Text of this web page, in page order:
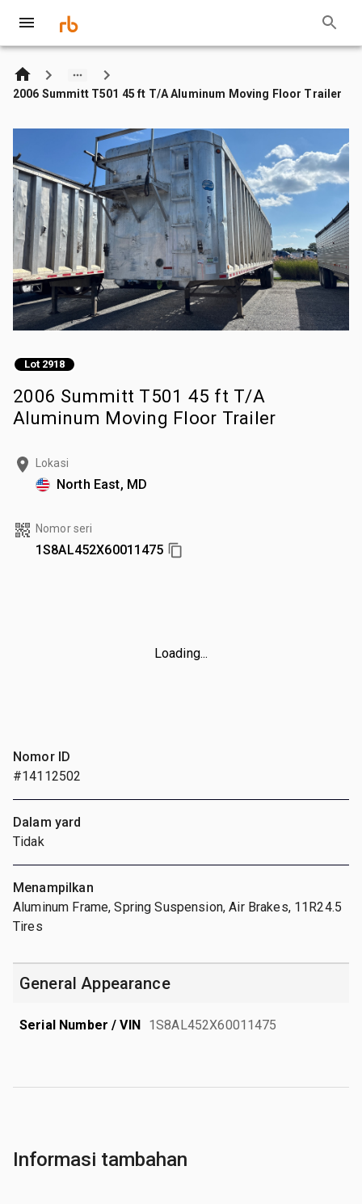
2006 Summitt T501 45 ft T/A Aluminum Moving Floor Trailer
Lot 2918
2006 Summitt T501 45 ft T/A
Aluminum Moving Floor Trailer
Lokasi
North East, MD
Nomor seri
1S8AL452X60011475
Loading...
Nomor ID
#14112502
Dalam yard
Tidak
Menampilkan
Aluminum Frame, Spring Suspension, Air Brakes, 11R24.5
Tires
General Appearance
Serial Number / VIN 1S8AL452X60011475
Informasi tambahan